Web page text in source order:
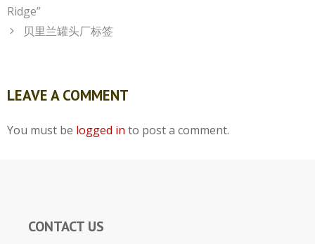
Ridge”
贝里兰罐头厂标签
LEAVE A COMMENT
You must be logged in to post a comment.
CONTACT US